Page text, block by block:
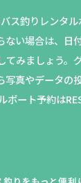
ス釣りレンタ
ない場合は、日
みましょう。
写真やデータの
ボート予約は